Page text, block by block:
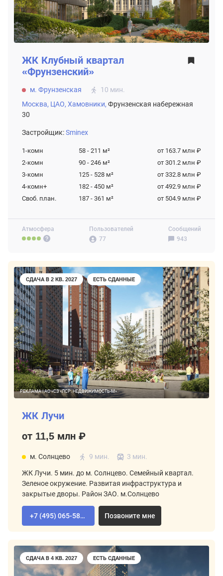
Атмосфера
Пользователей
77
Сообщений
943
ЖК Клубный квартал
«Фрунзенский»
м. Фрунзенская
10 мин.
Москва, ЦАО, Хамовники, Фрунзенская набережная
30
Застройщик:Sminex
1-комн 58 - 211 м²
от 163.7 млн ₽
2-комн
90 - 246 м²
от 301.2 млн ₽
3-комн
125 - 528 м²
от 332.8 млн ₽
4-комн+
182 - 450 м²
от 492.9 млн ₽
Своб. план.
187 - 361 м² от 504.9 млн ₽
СДАЧА В 2 КВ. 2027 ЕСТЬ СДАННЫЕ
РЕКЛАМА | АО «СЗ «ЛСР. НЕДВИЖИМОСТЬ-М»
ЖК Лучи
от 11,5 млн ₽
м. Солнцево 9 мин. 3 мин.
ЖК Лучи. 5 мин. до м. Солнцево. Семейный квартал.
Зеленое окружение. Развитая инфраструктура и
закрытые дворы. Район ЗАО. м.Солнцево
+7 (495) 065-58-92 Позвоните мне
СДАЧА В 4 КВ. 2027 ЕСТЬ СДАННЫЕ